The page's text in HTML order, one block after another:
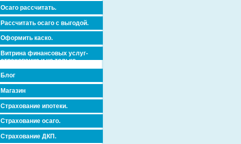
Осаго рассчитать.
Рассчитать осаго с выгодой.
Оформить каско.
Витрина финансовых услуг-
страхование и не только.
Блог
Магазин
Страхование ипотеки.
Страхование осаго.
Страхование ДКП.